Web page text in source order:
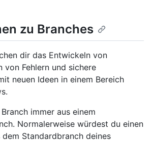
zu Branches
dir das Entwickeln von
von Fehlern und sichere
neuen Ideen in einem Bereich
immer aus einem
Normalerweise würdest du einen
dem Standardbranch deines